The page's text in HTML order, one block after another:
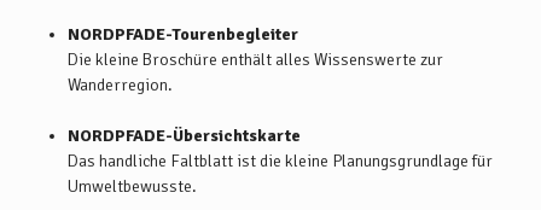
und feiertags zwischen Bremen und Stade
Infos:www.moorexpress.info
NORDPFADE-Tourenbegleiter
Die kleine Broschüre enthält alles Wissenswerte zur
Wanderregion.
NORDPFADE-Übersichtskarte
Das handliche Faltblatt ist die kleine Planungsgrundlage für
Umweltbewusste.